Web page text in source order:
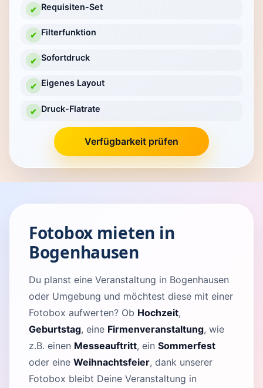
✔ Requisiten-Set
✔ Filterfunktion
✔ Sofortdruck
✔ Eigenes Layout
✔ Druck-Flatrate
Verfügbarkeit prüfen
Fotobox mieten in
Bogenhausen
Du planst eine Veranstaltung in Bogenhausen
oder Umgebung und möchtest diese mit einer
Fotobox aufwerten? Ob Hochzeit,
Geburtstag, eine Firmenveranstaltung, wie
z.B. einen Messeauftritt, ein Sommerfest
oder eine Weihnachtsfeier, dank unserer
Fotobox bleibt Deine Veranstaltung in